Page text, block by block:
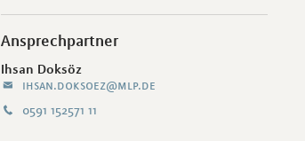
Ansprechpartner
Ihsan Doksöz
ihsan.doksoez@mlp.de
0591 152571 11